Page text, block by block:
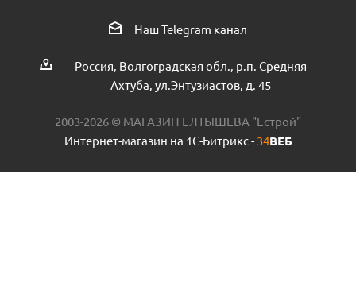
Есть в наличии (12.5)
Наш Telegram канал
Россия, Волгоградская обл., р.п. Средняя
Ахтуба, ул.Энтузиастов, д. 45
2003-2026 © МАГАЗИН ЕЛТЫШЕВА "Естрой"
Интернет-магазин на 1С-Битрикс - 34ВЕБ